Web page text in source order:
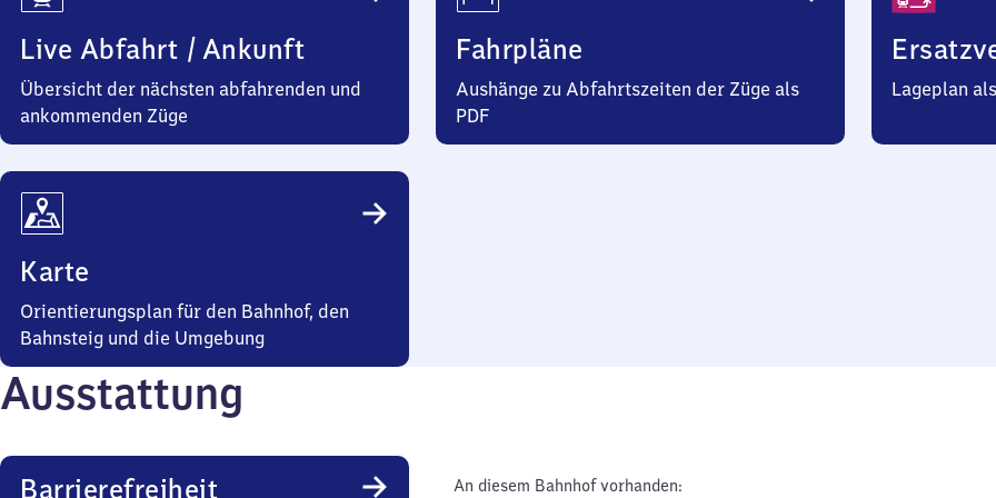
Live Abfahrt / Ankunft
Übersicht der nächsten abfahrenden und
ankommenden Züge
Fahrpläne
Aushänge zu Abfahrtszeiten der Züge als
PDF
Lageplan
Karte
Orientierungsplan für den Bahnhof, den
Bahnsteig und die Umgebung
Ausstattung
Barrierefreiheit
An diesem Bahnhof vorhanden: